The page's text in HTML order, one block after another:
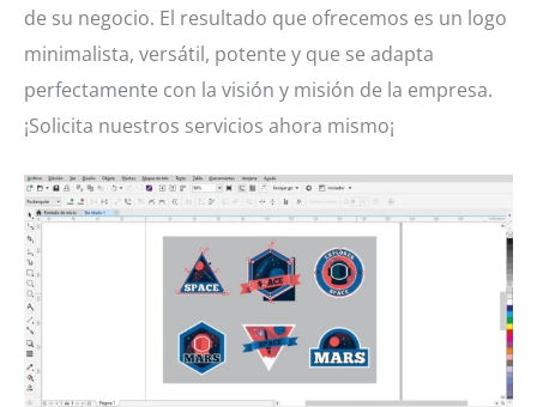
de su negocio. El resultado que ofrecemos es un logo
minimalista, versátil, potente y que se adapta
perfectamente con la visión y misión de la empresa.
¡Solicita nuestros servicios ahora mismo¡